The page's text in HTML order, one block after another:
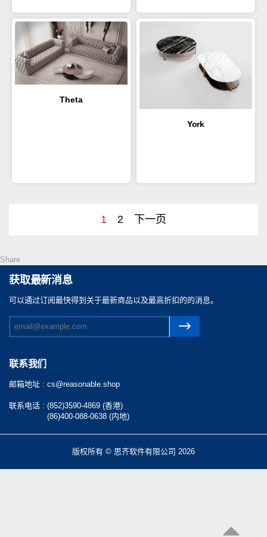
Theta
York
1 2 下一页
Share
获取最新消息
可以通过订阅最快得到关于最新商品以及最高折扣的的消息。
联系我们
邮箱地址 : cs@reasonable.shop
联系电话 : (852)3590-4869 (香港)
(86)400-088-0638 (内地)
版权所有 © 思齐软件有限公司 2026